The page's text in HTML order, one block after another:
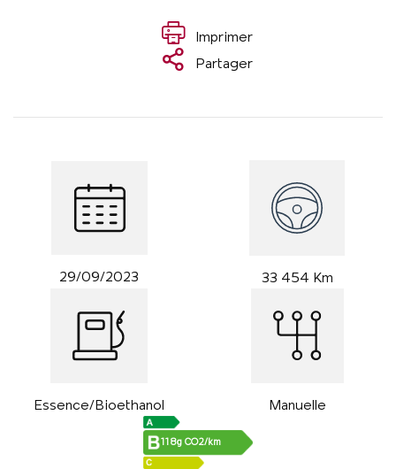
Imprimer
Partager
29/09/2023 33 454 Km
Essence/Bioethanol Manuelle
118g CO2/km